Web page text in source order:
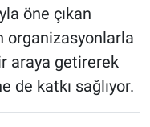
öne çıkan
organizasyonlarla
araya getirerek
de katkı sağlıyor.